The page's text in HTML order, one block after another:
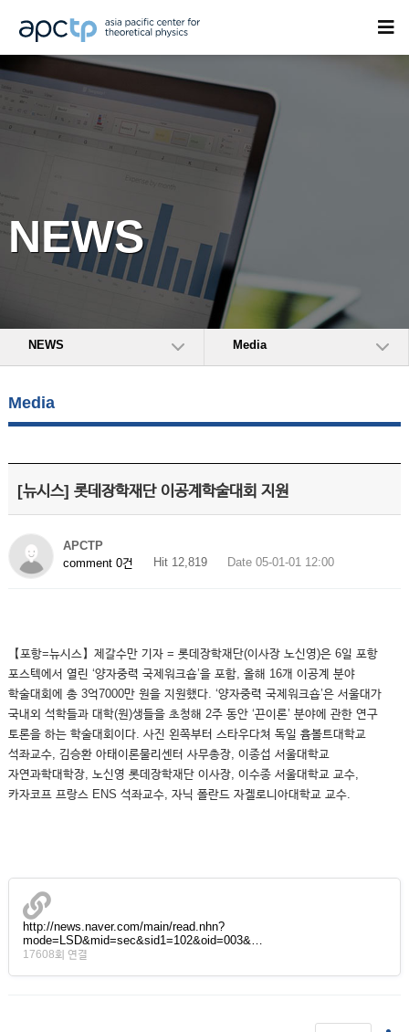
NEWS
NEWS Media
Media
[뉴시스] 롯데장학재단 이공계학술대회 지원
APCTP
comment 0건
Hit 12,819 Date 05-01-01 12:00
【포항=뉴시스】제갈수만 기자 = 롯데장학재단(이사장 노신영)은 6일 포항
포스텍에서 열린 ‘양자중력 국제워크숍’을 포함, 올해 16개 이공계 분야
학술대회에 총 3억7000만 원을 지원했다. ‘양자중력 국제워크숍’은 서울대가
국내외 석학들과 대학(원)생들을 초청해 2주 동안 ‘끈이론’ 분야에 관한 연구
토론을 하는 학술대회이다. 사진 왼쪽부터 스타우다쳐 독일 흄볼트대학교
석좌교수, 김승환 아태이론물리센터 사무총장, 이종섭 서울대학교
자연과학대학장, 노신영 롯데장학재단 이사장, 이수종 서울대학교 교수,
카자코프 프랑스 ENS 석좌교수, 자닉 폴란드 자겔로니아대학교 교수.
http://news.naver.com/main/read.nhn?
mode=LSD&mid=sec&sid1=102&oid=003&…
17608회 연결